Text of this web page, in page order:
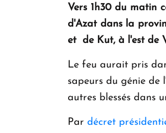
Vers 1h30 du matin
d'Azat dans la
et de Kut, à l'est de
Le feu aurait pris
sapeurs du génie
autres blessés dans
Par décret